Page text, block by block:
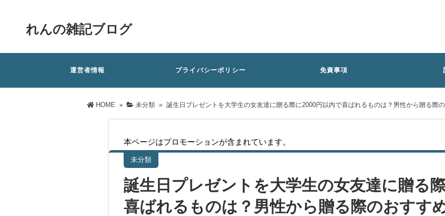
れんの雑記ブログ
運営者情報 プライバシーポリシー 免責事項
HOME » 未分類 » 誕生日プレゼントを大学生の女友達に贈る際に2000円以内で喜ばれるものは？男性から贈る際
本ページはプロモーションが含まれています。
未分類
誕生日プレゼントを大学生の女友達に贈る
喜ばれるものは？男性から贈る際のおすす